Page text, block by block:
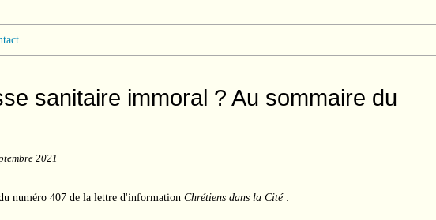
sanitaire immoral ? Au sommaire du
2021
numéro 407 de la lettre d'information Chrétiens dans la Cité: